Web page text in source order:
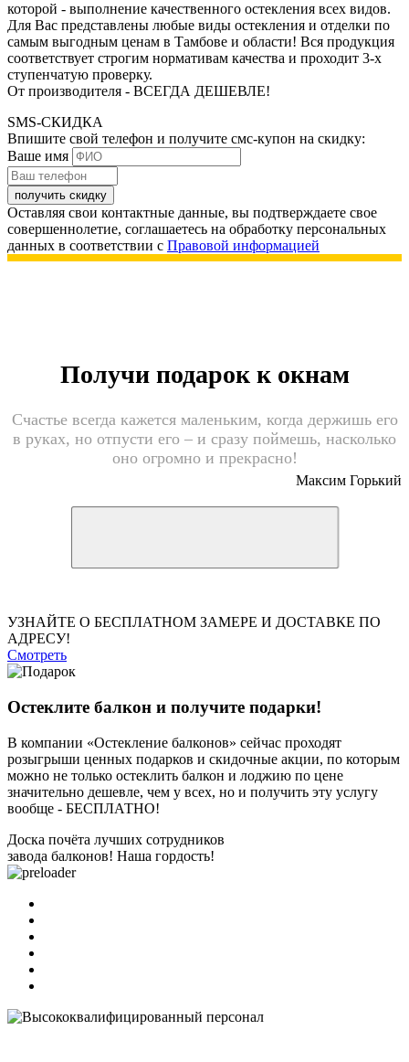
которой - выполнение качественного остекления всех видов.
Для Вас представлены любые виды остекления и отделки по
самым выгодным ценам в Тамбове и области! Вся продукция
соответствует строгим нормативам качества и проходит 3-х
ступенчатую проверку.
От производителя - ВСЕГДА ДЕШЕВЛЕ!
SMS-СКИДКА
Впишите свой телефон и получите смс-купон на скидку:
Ваше имя
получить скидку
Оставляя свои контактные данные, вы подтверждаете свое
совершеннолетие, соглашаетесь на обработку персональных
данных в соответствии с Правовой информацией
Получи подарок к окнам
Счастье всегда кажется маленьким, когда держишь его
в руках, но отпусти его – и сразу поймешь, насколько
оно огромно и прекрасно!
Максим Горький
УЗНАЙТЕ О БЕСПЛАТНОМ ЗАМЕРЕ И ДОСТАВКЕ ПО
АДРЕСУ!
Смотреть
Остеклите балкон и получите подарки!
В компании «Остекление балконов» сейчас проходят
розыгрыши ценных подарков и скидочные акции, по которым
можно не только остеклить балкон и лоджию по цене
значительно дешевле, чем у всех, но и получить эту услугу
вообще - БЕСПЛАТНО!
Доска почёта лучших сотрудников
завода балконов! Наша гордость!